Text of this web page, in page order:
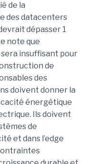
de la
des datacenters
dépasser 1
note que
sera insuffisant pour
de
des
doivent donner la
énergétique
Ils doivent
de
et dans l’edge